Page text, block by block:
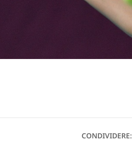
CONDIVIDERE: